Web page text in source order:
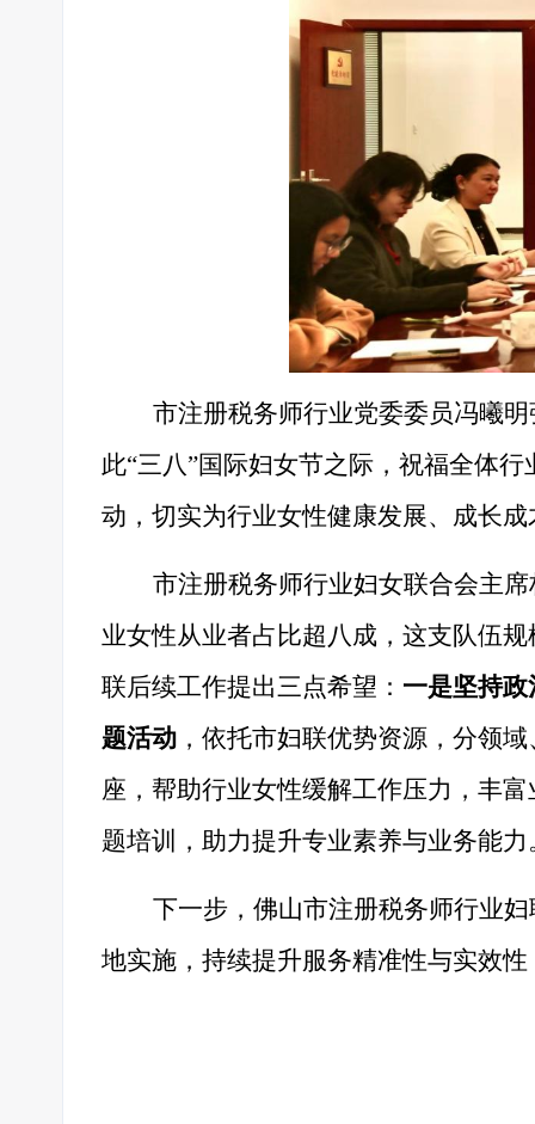
市注册税务师行业党委委员冯曦
此“三八”国际妇女节之际，祝福全体
动，切实为行业女性健康发展、成长
市注册税务师行业妇女联合会主
业女性从业者占比超八成，这支队伍
联后续工作提出三点希望： 一是坚持
题活动 ，依托市妇联优势资源，分领
座，帮助行业女性缓解工作压力，丰
题培训，助力提升专业素养与业务能力
下一步，佛山市注册税务师行业
地实施，持续提升服务精准性与实效